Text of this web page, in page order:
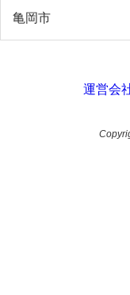
亀岡市
運営会